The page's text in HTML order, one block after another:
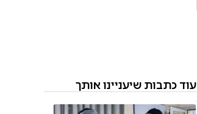
עוד כתבות שיעניינו אותך